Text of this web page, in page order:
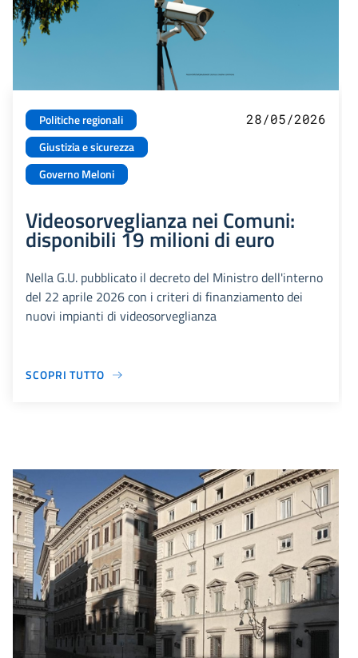
Politiche regionali
Giustizia e sicurezza
Governo Meloni
28/05/2026
Videosorveglianza nei Comuni:
disponibili 19 milioni di euro
Nella G.U. pubblicato il decreto del Ministro dell'interno
del 22 aprile 2026 con i criteri di finanziamento dei
nuovi impianti di videosorveglianza
SCOPRI TUTTO